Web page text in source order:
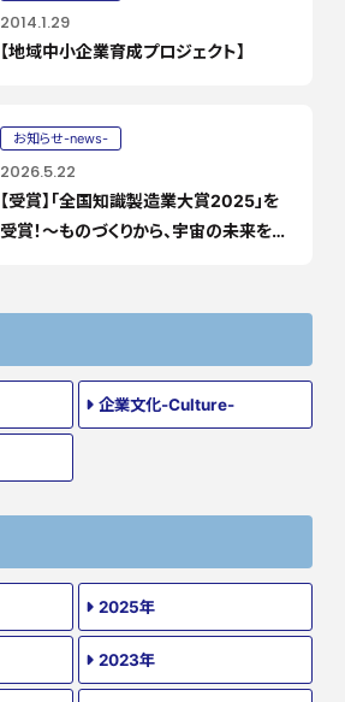
2014.1.29
【地域中小企業育成プロジェクト】
お知らせ-news-
2026.5.22
【受賞】「全国知識製造業大賞2025」を
受賞！〜ものづくりから、宇宙の未来を創
企業文化-Culture-
2025年
2023年